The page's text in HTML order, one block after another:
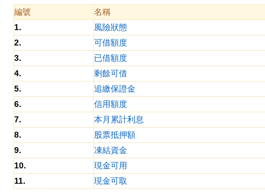
編號
名稱
1.
風險狀態
2.
可借額度
3.
已借額度
4.
剩餘可借
5.
追繳保證金
6.
信用額度
7.
本月累計利息
8.
股票抵押額
9.
凍結資金
10.
現金可用
11.
現金可取